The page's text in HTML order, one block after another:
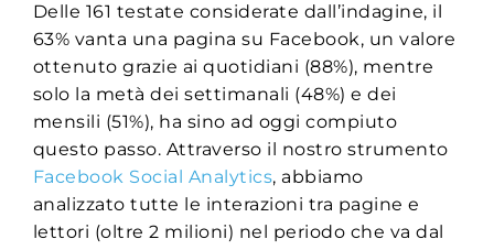
Delle 161 testate considerate dall’indagine, il
63% vanta una pagina su Facebook, un valore
ottenuto grazie ai quotidiani (88%), mentre
solo la metà dei settimanali (48%) e dei
mensili (51%), ha sino ad oggi compiuto
questo passo. Attraverso il nostro strumento
Facebook Social Analytics, abbiamo
analizzato tutte le interazioni tra pagine e
lettori (oltre 2 milioni) nel periodo che va dal